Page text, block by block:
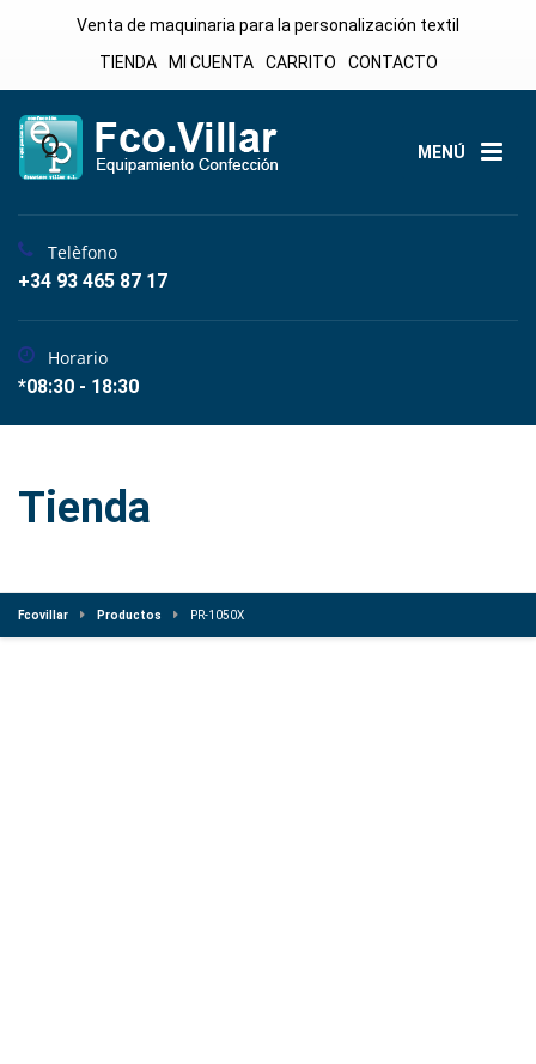
Venta de maquinaria para la personalización textil
TIENDA
MI CUENTA CARRITO CONTACTO
MENÚ
Telèfono
+34 93 465 87 17
Horario
*08:30 - 18:30
Tienda
Fcovillar Productos PR-1050X